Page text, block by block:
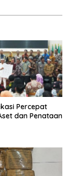
Percepat
dan Penataan